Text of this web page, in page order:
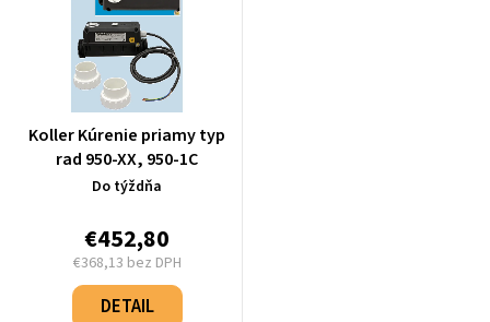
Koller Kúrenie priamy typ
rad 950-XX, 950-1C
Do týždňa
€452,80
€368,13 bez DPH
Jednotková
cena:
DETAIL